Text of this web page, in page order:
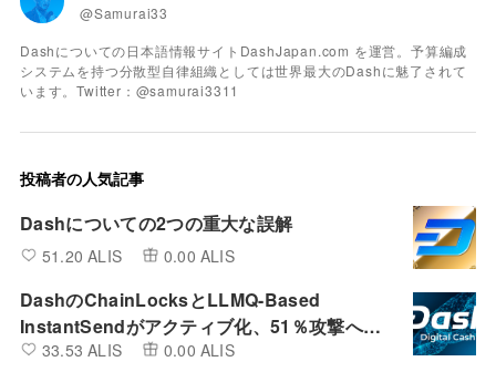
@Samurai33
Dashについての日本語情報サイトDashJapan.com を運営。予算編成
システムを持つ分散型自律組織としては世界最大のDashに魅了されて
います。Twitter：@samurai3311
投稿者の人気記事
Dashについての2つの重大な誤解
51.20 ALIS 0.00 ALIS
DashのChainLocksとLLMQ-Based
InstantSendがアクティブ化、51％攻撃への
極めて高い耐性と完全な決済完了性を獲得
33.53 ALIS 0.00 ALIS